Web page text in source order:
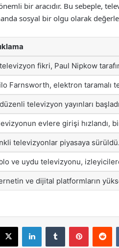
bir aracıdır. Bu sebeple,
sosyal bir olgu olarak
fikri, Paul Nipkow
Farnsworth, elektron taramalı
televizyon yayınları
evlere girişi hızlandı,
televizyonlar piyasaya sürüldü.
ve uydu televizyonu,
ve dijital platformların
X LinkedInTumblr Pinterest